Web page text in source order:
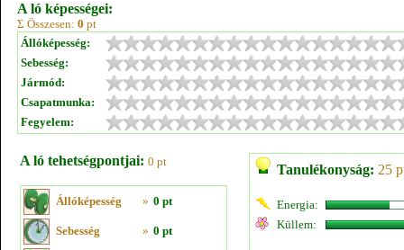
A ló képességei:
Σ Összesen: 0 pt
Állóképesség:
Sebesség:
Jármód:
Csapatmunka:
Fegyelem:
A ló tehetségpontjai: 0 pt
Állóképesség » 0 pt
Sebesség » 0 pt
Tanulékonyság: 25
Energia:
Küllem: